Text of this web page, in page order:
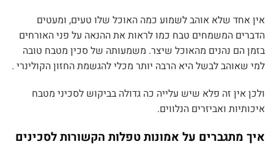
אין אחד שלא אוהב לשמוע כמה האוכל שלו טעים, ומעטים
הדברים המשמחים טבח כמו לראות את ההנאה על פני האורחים
בזמן הם נהנים מהאוכל שיצר. משמעותה של סכין מטבח טובה
למי שאוהב לבשל היא הרבה יותר מכלי להגשמת החזון הקולינרי .
ולכן אין זה פלא שיש עלייה כה גדולה בביקוש לסכיני מטבח
איכותיות ואביזרים הנלווים.
איך מתגברים על אמונות טפלות הקשורות לסכינים